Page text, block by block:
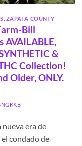
ZAPATA COUNTY
Bill
AVAILABLE,
&
Collection!
Older, ONLY.
nueva era de
condado de